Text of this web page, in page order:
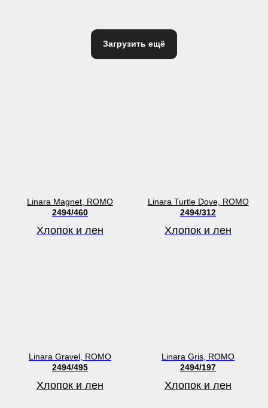
Загрузить ещё
Linara Magnet, ROMO
2494/460
Хлопок и лен
Linara Turtle Dove, ROMO
2494/312
Хлопок и лен
Linara Gravel, ROMO
2494/495
Хлопок и лен
Linara Gris, ROMO
2494/197
Хлопок и лен